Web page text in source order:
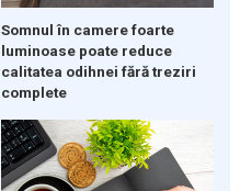
Somnul în camere foarte
luminoase poate reduce
calitatea odihnei fără treziri
complete